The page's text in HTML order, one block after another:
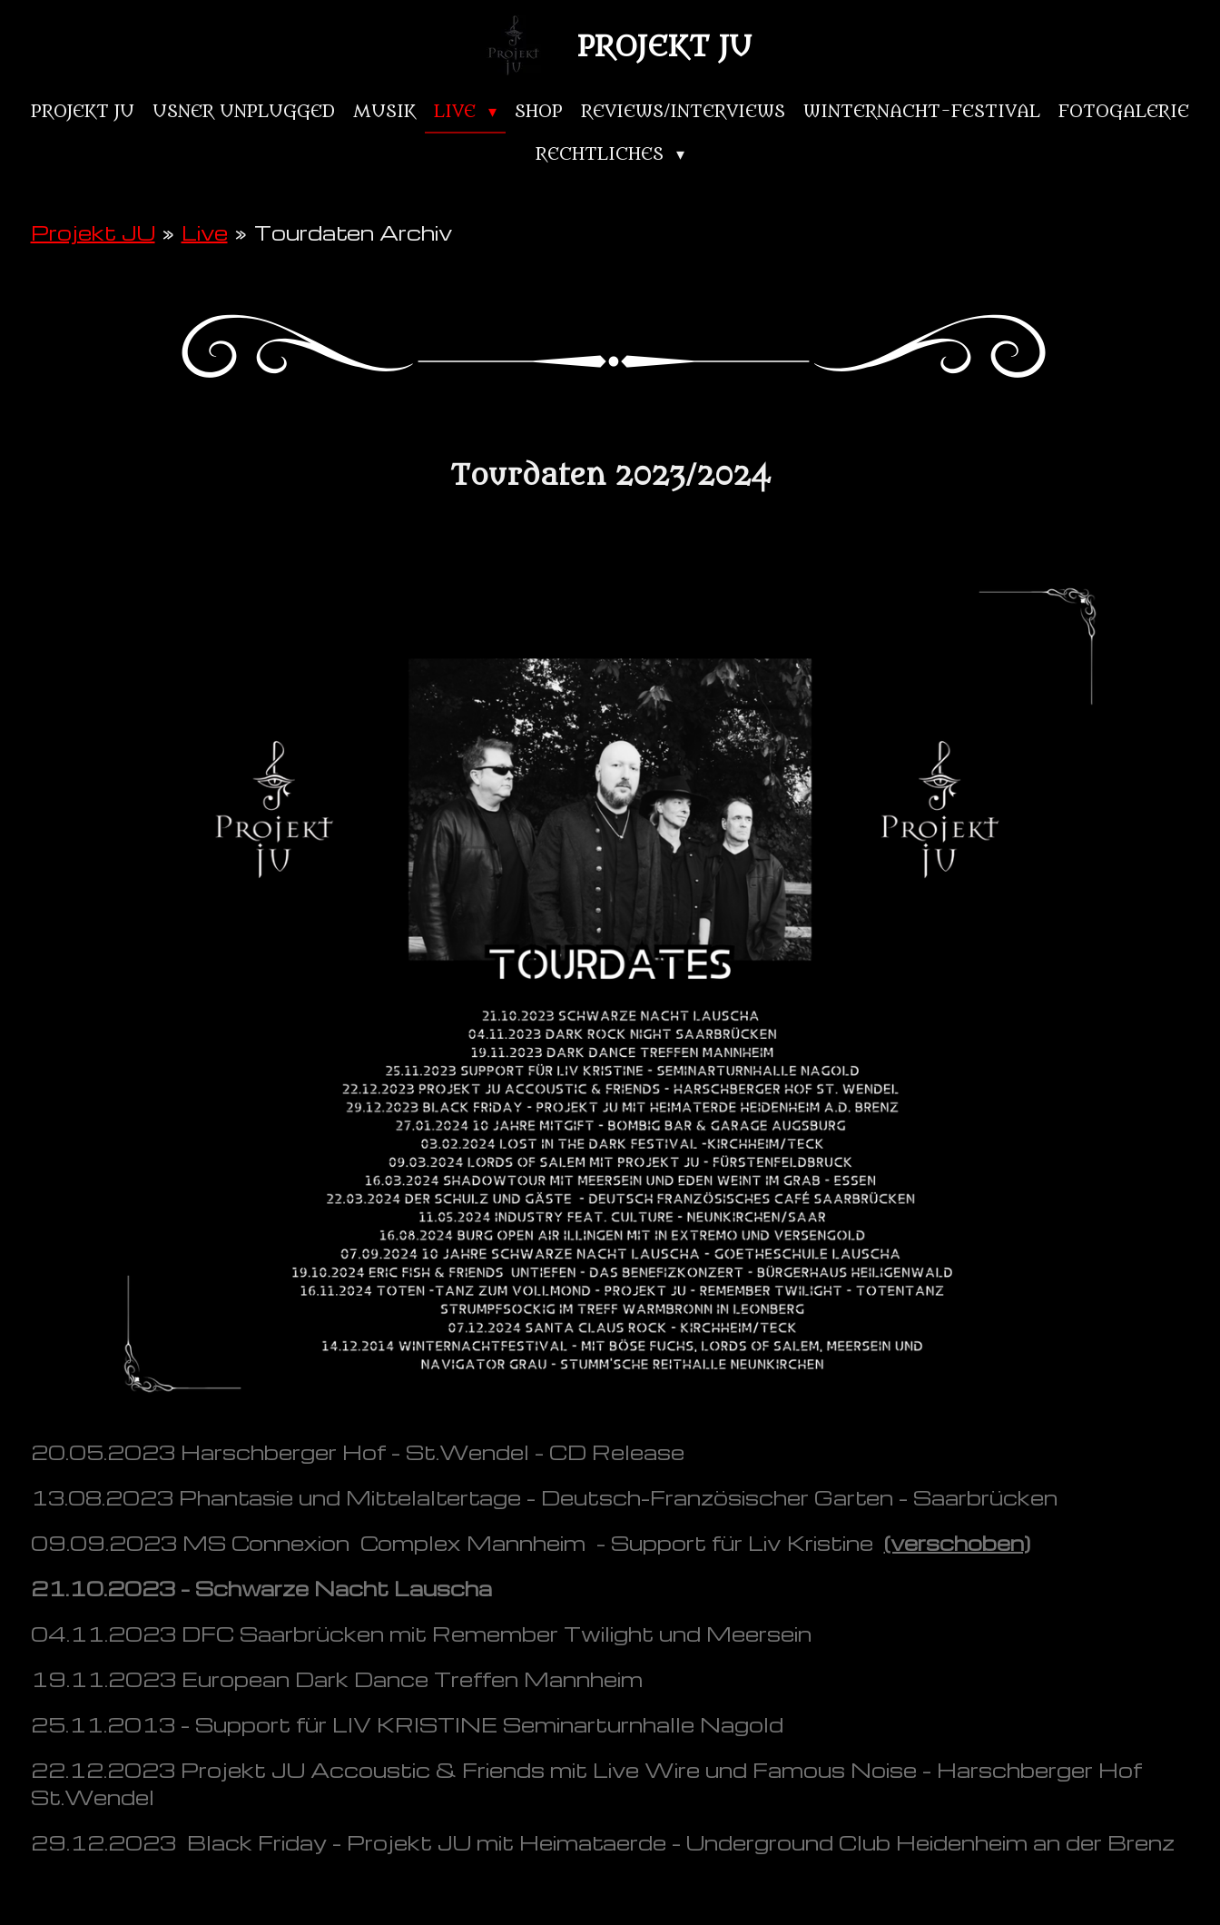
PROJEKT JU
PROJEKT JU USNER UNPLUGGED MUSIK LIVE SHOP REVIEWS/INTERVIEWS WINTERNACHT-FESTIVAL FOTOGALERIE
RECHTLICHES
Projekt JU » Live » Tourdaten Archiv
Tourdaten 2023/2024
20.05.2023 Harschberger Hof – St.Wendel – CD Release
13.08.2023 Phantasie und Mittelaltertage – Deutsch-Französischer Garten – Saarbrücken
09.09.2023 MS Connexion Complex Mannheim - Support für Liv Kristine (verschoben)
21.10.2023 – Schwarze Nacht Lauscha
04.11.2023 DFC Saarbrücken mit Remember Twilight und Meersein
19.11.2023 European Dark Dance Treffen Mannheim
25.11.2013 - Support für LIV KRISTINE Seminarturnhalle Nagold
22.12.2023 Projekt JU Accoustic & Friends mit Live Wire und Famous Noise - Harschberger Hof
St.Wendel
29.12.2023 Black Friday - Projekt JU mit Heimataerde - Underground Club Heidenheim an der Brenz